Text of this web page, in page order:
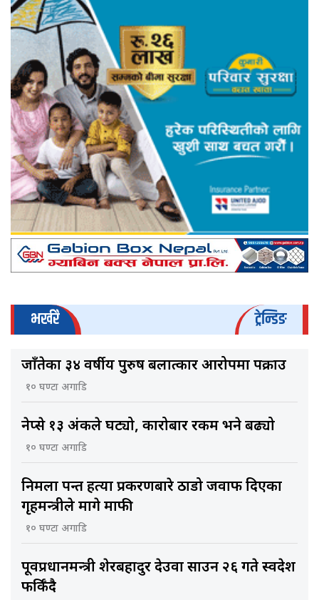
भर्खरै ट्रेन्डिङ
जाँतेका ३४ वर्षीय पुरुष बलात्कार आरोपमा पक्राउ
१० घण्टा अगाडि
नेप्से १३ अंकले घट्यो, कारोबार रकम भने बढ्यो
१० घण्टा अगाडि
निर्मला पन्त हत्या प्रकरणबारे ठाडो जवाफ दिएका
गृहमन्त्रीले मागे माफी
१० घण्टा अगाडि
पूर्वप्रधानमन्त्री शेरबहादुर देउवा साउन २६ गते स्वदेश
फर्किँदै